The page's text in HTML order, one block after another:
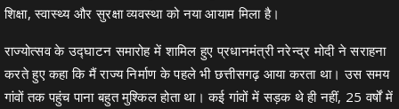
शिक्षा, स्वास्थ्य और सुरक्षा व्यवस्था को नया आयाम मिला है।
राज्योत्सव के उद्घाटन समारोह में शामिल हुए प्रधानमंत्री नरेन्द्र मोदी ने सराहना
करते हुए कहा कि मैं राज्य निर्माण के पहले भी छत्तीसगढ़ आया करता था। उस समय
गांवों तक पहुंच पाना बहुत मुश्किल होता था। कई गांवों में सड़क थे ही नहीं, 25 वर्षों में